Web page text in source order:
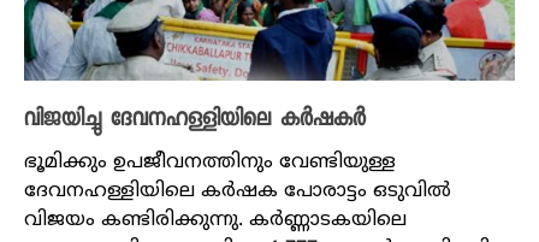
വിജയിച്ചു ദേവനഹള്ളിയിലെ കർഷകർ
ഭൂമിക്കും ഉപജീവനത്തിനും വേണ്ടിയുള്ള
ദേവനഹള്ളിയിലെ കർഷക പോരാട്ടം ഒടുവിൽ
വിജയം കണ്ടിരിക്കുന്നു. കർണ്ണാടകയിലെ